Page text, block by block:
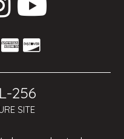
256
SITE